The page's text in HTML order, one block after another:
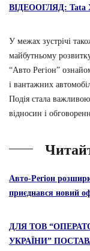
ВІДЕООГЛЯД: Tata
У межах зустрічі
майбутньому
“Авто Регiон”
і вантажних
Подія стала
відносин і
Авто-Регіон
приєднався новий
ДЛЯ ТОВ
УКРАЇНИ”